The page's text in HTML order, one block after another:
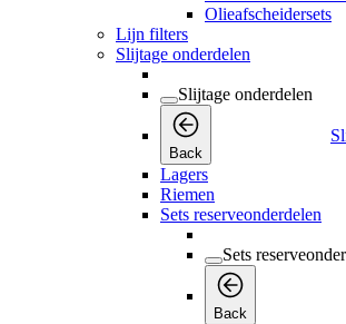
Olieafscheidersets
Lijn filters
Slijtage onderdelen
Slijtage onderdelen
Back
Lagers
Riemen
Sets reserveonderdelen
Sets
Back